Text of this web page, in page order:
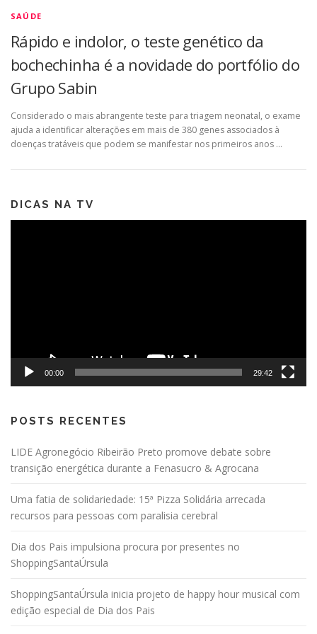
SAÚDE
Rápido e indolor, o teste genético da
bochechinha é a novidade do portfólio do
Grupo Sabin
Considerado o mais abrangente teste para triagem neonatal, o exame
ajuda a identificar alterações em mais de 380 genes associados à
doenças tratáveis que podem se manifestar nos primeiros anos …
DICAS NA TV
00:00 29:42
POSTS RECENTES
LIDE Agronegócio Ribeirão Preto promove debate sobre
transição energética durante a Fenasucro & Agrocana
Uma fatia de solidariedade: 15ª Pizza Solidária arrecada
recursos para pessoas com paralisia cerebral
Dia dos Pais impulsiona procura por presentes no
ShoppingSantaÚrsula
ShoppingSantaÚrsula inicia projeto de happy hour musical com
edição especial de Dia dos Pais